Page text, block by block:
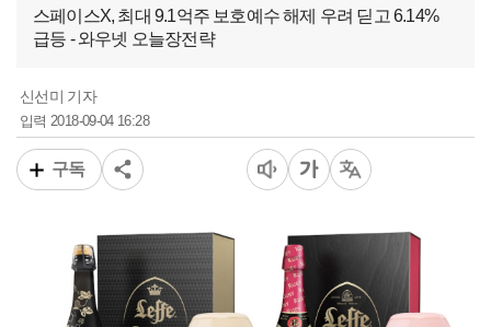
스페이스X, 최대 9.1억주 보호예수 해제 우려 딛고 6.14%
급등 - 와우넷 오늘장전략
신선미 기자
입력2018-09-04 16:28
구독